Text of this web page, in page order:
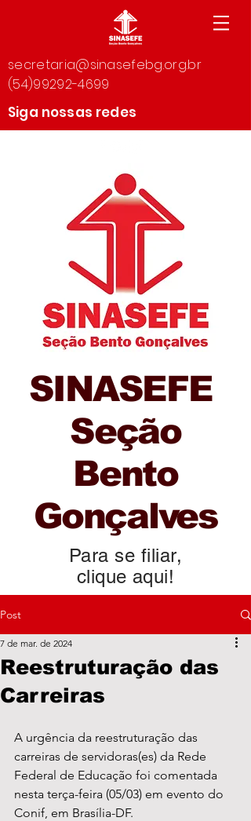
secretaria@sinasefebg.org.br
(54)99292-4699
Siga nossas redes
SINASEFE
Seção
Bento
Gonçalves
Para se filiar,
clique aqui!
Post
Reestruturação das
Carreiras
7 de mar. de 2024
A urgência da reestruturação das
carreiras de servidoras(es) da Rede
Federal de Educação foi comentada
nesta terça-feira (05/03) em evento do
Conif, em Brasília-DF.